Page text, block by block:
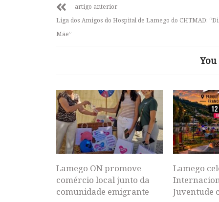
artigo anterior
Liga dos Amigos do Hospital de Lamego do CHTMAD:
Mãe”
Lamego ON promove
comércio local junto da
comunidade emigrante
Lamego
Juventude